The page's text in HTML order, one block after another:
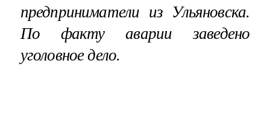
предприниматели из Ульяновска.
По факту аварии заведено
уголовное дело.